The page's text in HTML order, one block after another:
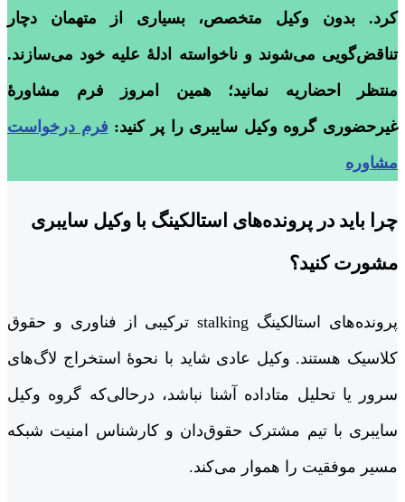
کرد. بدون وکیل متخصص، بسیاری از متهمان دچار
تناقض‌گویی می‌شوند و ناخواسته ادلۀ علیه خود می‌سازند.
منتظر احضاریه نمانید؛ همین امروز فرم مشاورۀ
غیرحضوری گروه وکیل سایبری را پر کنید: فرم درخواست
مشاوره
چرا باید در پرونده‌های استالکینگ با وکیل سایبری
مشورت کنید؟
پرونده‌های استالکینگ stalking ترکیبی از فناوری و حقوق
کلاسیک هستند. وکیل عادی شاید با نحوۀ استخراج لاگ‌های
سرور یا تحلیل متاداده آشنا نباشد، درحالی‌که گروه وکیل
سایبری با تیم مشترک حقوق‌دان و کارشناس امنیت شبکه
مسیر موفقیت را هموار می‌کند.